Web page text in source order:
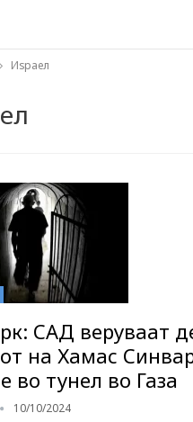
Иѕраел
САД веруваат
на Хамас
во тунел во Газа
10/10/2024